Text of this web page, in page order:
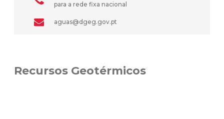
para a rede fixa nacional
aguas@dgeg.gov.pt
Recursos Geotérmicos